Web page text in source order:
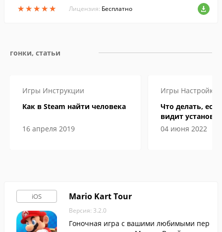
★★★★★
★★★★★
ов и вместе исследовать таинственные
Лицензия: Бесплатно
гонки, статьи
Игры Инструкции
Как в Steam найти человека
16 апреля 2019
Игры Настройка
Что делать,
видит
04 июня 2022
iOS Mario Kart Tour
Версия: 3.2.0
Гоночная игра с вашими любимыми пер